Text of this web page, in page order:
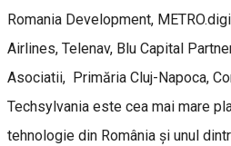
Romania Development,
Airlines, Telenav, Blu Capital
Asociatii, Primăria Cluj-Napoca,
Techsylvania este cea mai mare
tehnologie din România și unul